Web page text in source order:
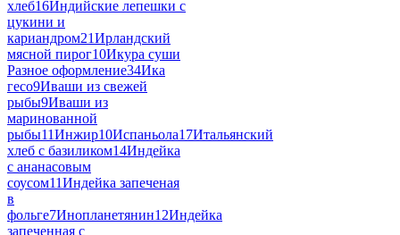
хлеб16Индийские лепешки с
цукини и
кариандром21Ирландский
мясной пирог10Икура суши
Разное оформление34Ика
гесо9Иваши из свежей
рыбы9Иваши из
маринованной
рыбы11Инжир10Испаньола17Итальянский
хлеб с базиликом14Индейка
с ананасовым
соусом11Индейка запеченая
в
фольге7Инопланетянин12Индейка
запеченная с